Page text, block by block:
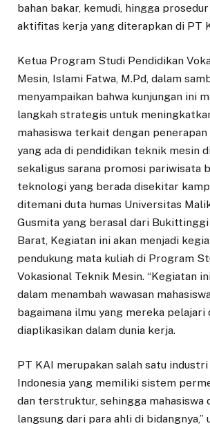
bahan bakar, kemudi, hingga
aktifitas kerja yang diterapkan di PT
Ketua Program Studi Pendidikan
Mesin, Islami Fatwa, M.Pd, dalam
menyampaikan bahwa kunjungan ini
langkah strategis untuk
mahasiswa terkait dengan
yang ada di pendidikan teknik mesin
sekaligus sarana promosi pariwisata
teknologi yang berada disekitar
ditemani duta humas Universitas
Gusmita yang berasal dari
Barat, Kegiatan ini akan menjadi
pendukung mata kuliah di Program
Vokasional Teknik Mesin. “Kegiatan
dalam menambah wawasan
bagaimana ilmu yang mereka pelajari
diaplikasikan dalam dunia kerja.
PT KAI merupakan salah satu
Indonesia yang memiliki sistem
dan terstruktur, sehingga mahasiswa
langsung dari para ahli di bidangnya,”